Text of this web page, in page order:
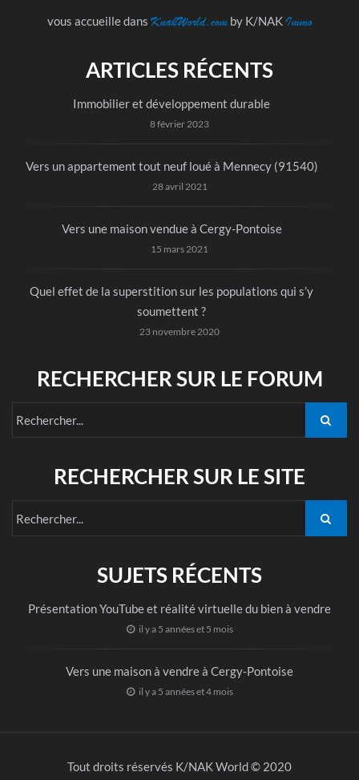
vous accueille dans KnakWorld.comby K/NAKImmo
ARTICLES RÉCENTS
Immobilier et développement durable
8 février 2023
Vers un appartement tout neuf loué à Mennecy (91540)
28 avril 2021
Vers une maison vendue à Cergy-Pontoise
15 mars 2021
Quel effet de la superstition sur les populations qui s’y
soumettent ?
23 novembre 2020
RECHERCHER SUR LE FORUM
RECHERCHER SUR LE SITE
SUJETS RÉCENTS
Présentation YouTube et réalité virtuelle du bien à vendre
il y a 5 années et 5 mois
Vers une maison à vendre à Cergy-Pontoise
il y a 5 années et 4 mois
Tout droits réservés K/NAK World © 2020